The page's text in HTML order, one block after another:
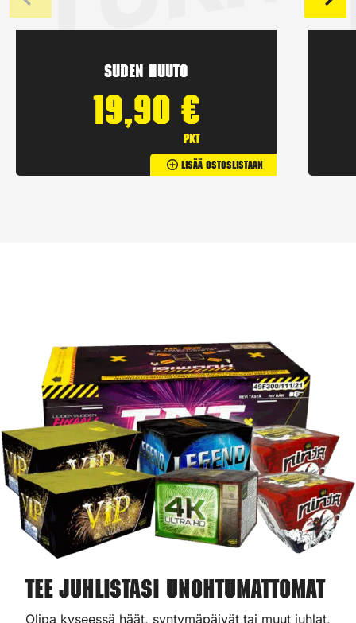
Suden huuto
19,90 €
pkt
Lisää Ostoslistaan
Tee juhlistasi unohtumattomat
Olipa kyseessä häät, syntymäpäivät tai muut juhlat,